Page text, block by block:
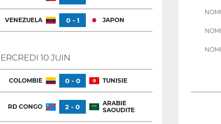
VENEZUELA 0 - 1 JAPON
10 JUIN
COLOMBIE 0 - 0 TUNISIE
RD CONGO 2 - 0
ARABIE
SAOUDITE